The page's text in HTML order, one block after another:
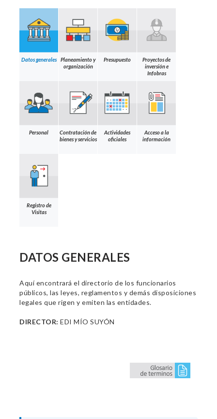
Datos generales
Planeamiento y
organización
Presupuesto
Proyectos de
inversión e
Infobras
Personal
Contratación de
bienes y servicios
Actividades
oficiales
Acceso a la
información
Registro de
Visitas
DATOS GENERALES
Aquí encontrará el directorio de los funcionarios
públicos, las leyes, reglamentos y demás disposiciones
legales que rigen y emiten las entidades.
DIRECTOR: EDI MÍO SUYÓN